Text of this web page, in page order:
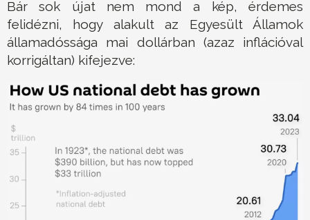
Bár sok újat nem mond a kép, érdemes
felidézni, hogy alakult az Egyesült Államok
államadóssága mai dollárban (azaz inflációval
korrigáltan) kifejezve: